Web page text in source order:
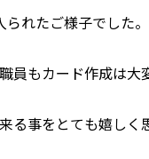
れたご様子でした。
員もカード作成は大
る事をとても嬉しく